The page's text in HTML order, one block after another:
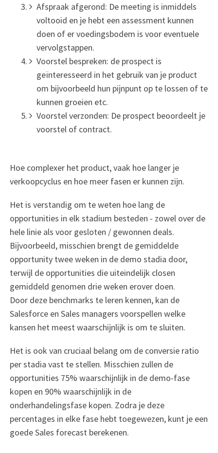
Afspraak afgerond: De meeting is inmiddels
voltooid en je hebt een assessment kunnen
doen of er voedingsbodem is voor eventuele
vervolgstappen.
Voorstel bespreken: de prospect is
geïnteresseerd in het gebruik van je product
om bijvoorbeeld hun pijnpunt op te lossen of te
kunnen groeien etc.
Voorstel verzonden: De prospect beoordeelt je
voorstel of contract.
Hoe complexer het product, vaak hoe langer je
verkoopcyclus en hoe meer fasen er kunnen zijn.
Het is verstandig om te weten hoe lang de
opportunities in elk stadium besteden - zowel over de
hele linie als voor gesloten / gewonnen deals.
Bijvoorbeeld, misschien brengt de gemiddelde
opportunity twee weken in de demo stadia door,
terwijl de opportunities die uiteindelijk closen
gemiddeld genomen drie weken erover doen.
Door deze benchmarks te leren kennen, kan de
Salesforce en Sales managers voorspellen welke
kansen het meest waarschijnlijk is om te sluiten.
Het is ook van cruciaal belang om de conversie ratio
per stadia vast te stellen. Misschien zullen de
opportunities 75% waarschijnlijk in de demo-fase
kopen en 90% waarschijnlijk in de
onderhandelingsfase kopen. Zodra je deze
percentages in elke fase hebt toegewezen, kunt je een
goede Sales forecast berekenen.